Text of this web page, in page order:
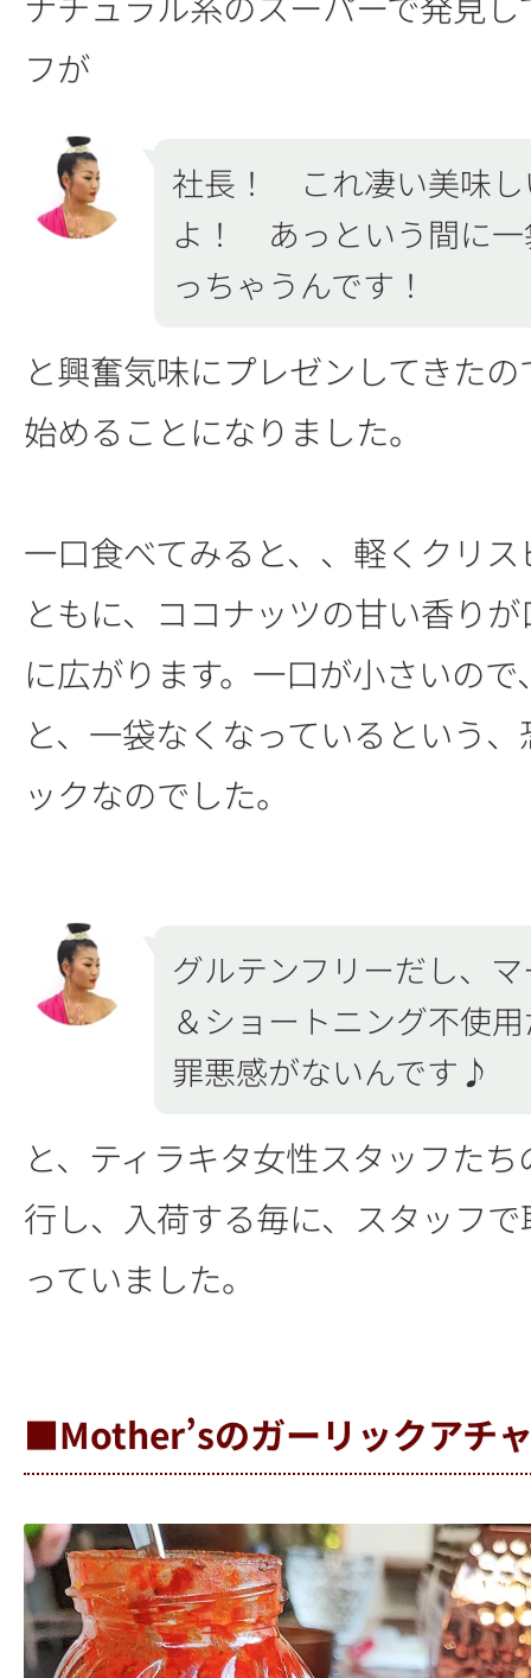
フが
社長！ これ凄い美味し
よ！ あっという間に一
っちゃうんです！
と興奮気味にプレゼンしてきた
始めることになりました。
一口食べてみると、、軽くクリ
ともに、ココナッツの甘い香り
に広がります。一口が小さいの
と、一袋なくなっているという
ックなのでした。
グルテンフリーだし、
＆ショートニング不使
罪悪感がないんです♪
と、ティラキタ女性スタッフた
行し、入荷する毎に、スタッフ
っていました。
■Mother’sのガーリックアチ